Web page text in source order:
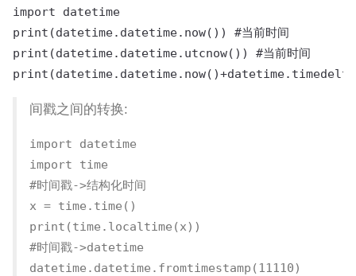
import datetime
print(datetime.datetime.now()) #当前时间
print(datetime.datetime.utcnow()) #当前时间
间戳之间的转换:
import datetime
import time
#时间戳->结构化时间
x = time.time()
print(time.localtime(x))
#时间戳->datetime
datetime.datetime.fromtimestamp(11110)